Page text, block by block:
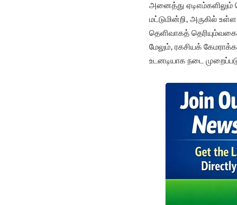
அனைத்து ஏடிஎம்களிலும்
மட்டுமின்றி, அருகில்
தெளிவாகத்
மேலும், ரகசியக்
உடனடியாக நடை